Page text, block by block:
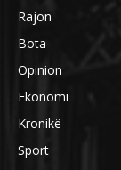
Rajon
Bota
Opinion
Ekonomi
Kronikë
Sport